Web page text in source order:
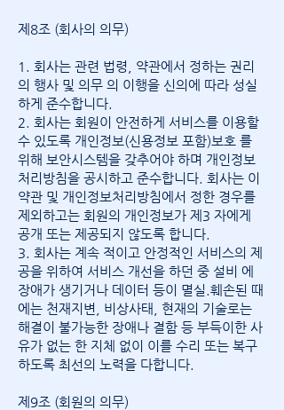
제8조 (회사의 의무)
1. 회사는 관련 법령, 약관에서 정하는 권리
의 행사 및 의무 의 이행을 신의에 따라 성실
하게 준수합니다.
2. 회사는 회원이 안전하게 서비스를 이용할
수 있도록 개인정보(신용정보 포함)보호 를
위해 보안시스템을 갖추어야 하며 개인정보
처리방침을 공시하고 준수합니다. 회사는 이
약관 및 개인정보처리방침에서 정한 경우를
제외하고는 회원의 개인정보가 제3 자에게
공개 또는 제공되지 않도록 합니다.
3. 회사는 계속 적이고 안정적인 서비스의 제
공을 위하여 서비스 개선을 하던 중 설비 에
장애가 생기거나 데이터 등이 멸실.훼손된 때
에는 천재지변, 비상사태, 현재의 기술로는
해결이 불가능한 장애나 결함 등 부득이한 사
유가 없는 한 지체 없이 이를 수리 또는 복구
하도록 최선의 노력을 다합니다.
제9조 (회원의 의무)